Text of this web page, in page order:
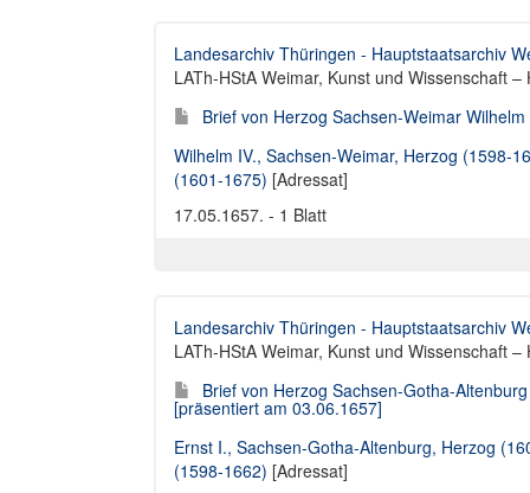
Landesarchiv Thüringen - Hauptstaatsarchiv
LATh-HStA Weimar, Kunst und Wissenschaft
Brief von Herzog Sachsen-Weimar
Wilhelm IV., Sachsen-Weimar, Herzog (1598-
(1601-1675) [Adressat]
17.05.1657. - 1 Blatt
Landesarchiv Thüringen - Hauptstaatsarchiv
LATh-HStA Weimar, Kunst und Wissenschaft
Brief von Herzog Sachsen-Gotha-
[präsentiert am 03.06.1657]
Ernst I., Sachsen-Gotha-Altenburg, Herzog
(1598-1662) [Adressat]